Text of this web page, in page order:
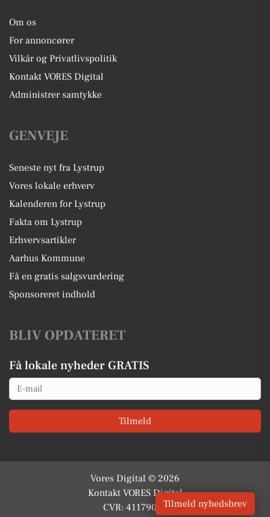
Om os
For annoncører
Vilkår og Privatlivspolitik
Kontakt VORES Digital
Administrer samtykke
GENVEJE
Seneste nyt fra Lystrup
Vores lokale erhverv
Kalenderen for Lystrup
Fakta om Lystrup
Erhvervsartikler
Aarhus Kommune
Få en gratis salgsvurdering
Sponsoreret indhold
BLIV OPDATERET
Få lokale nyheder GRATIS
Email
Tilmeld
Vores Digital © 2026
Kontakt VORES Digital
CVR: 41179082Tilmeld nyhedsbrev